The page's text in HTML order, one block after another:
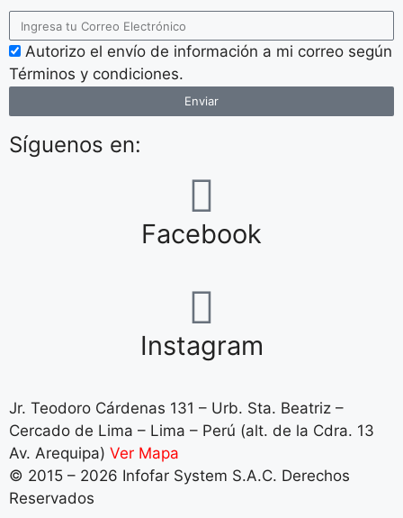
Autorizo el envío de información a mi correo según
Términos y condiciones.
Enviar
Síguenos en:
Facebook
Instagram
Jr. Teodoro Cárdenas 131 – Urb. Sta. Beatriz –
Cercado de Lima – Lima – Perú (alt. de la Cdra. 13
Av. Arequipa) Ver Mapa
© 2015 – 2026 Infofar System S.A.C. Derechos
Reservados